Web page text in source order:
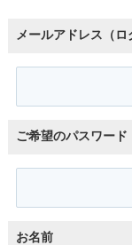
メールアドレス（ロ
ご希望のパスワード
お名前